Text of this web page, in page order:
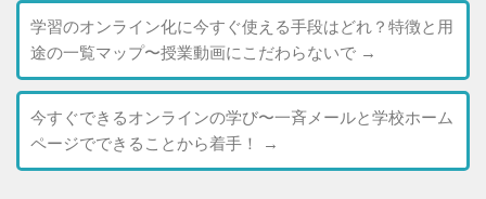
学習のオンライン化に今すぐ使える手段はどれ？特徴と用
途の一覧マップ〜授業動画にこだわらないで →
今すぐできるオンラインの学び〜一斉メールと学校ホーム
ページでできることから着手！
→